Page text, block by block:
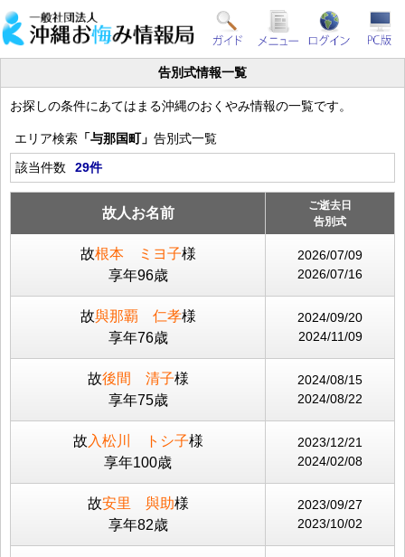
告別式情報一覧
お探しの条件にあてはまる沖縄のおくやみ情報の一覧です。
エリア検索 「与那国町」 告別式一覧
該当件数
29件
故人お名前
ご逝去日
告別式
故根本 ミヨ子様
享年96歳
2026/07/09
2026/07/16
故與那覇 仁孝様
享年76歳
2024/09/20
2024/11/09
故後間 清子様
享年75歳
2024/08/15
2024/08/22
故 入松川 トシ子様
享年100歳
2023/12/21
2024/02/08
故安里 與助様
享年82歳
2023/09/27
2023/10/02